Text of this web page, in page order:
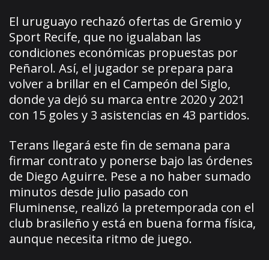
El uruguayo rechazó ofertas de Gremio y
Sport Recife, que no igualaban las
condiciones económicas propuestas por
Peñarol. Así, el jugador se prepara para
volver a brillar en el Campeón del Siglo,
donde ya dejó su marca entre 2020 y 2021
con 15 goles y 3 asistencias en 43 partidos.
Terans llegará este fin de semana para
firmar contrato y ponerse bajo las órdenes
de Diego Aguirre. Pese a no haber sumado
minutos desde julio pasado con
Fluminense, realizó la pretemporada con el
club brasileño y está en buena forma física,
aunque necesita ritmo de juego.